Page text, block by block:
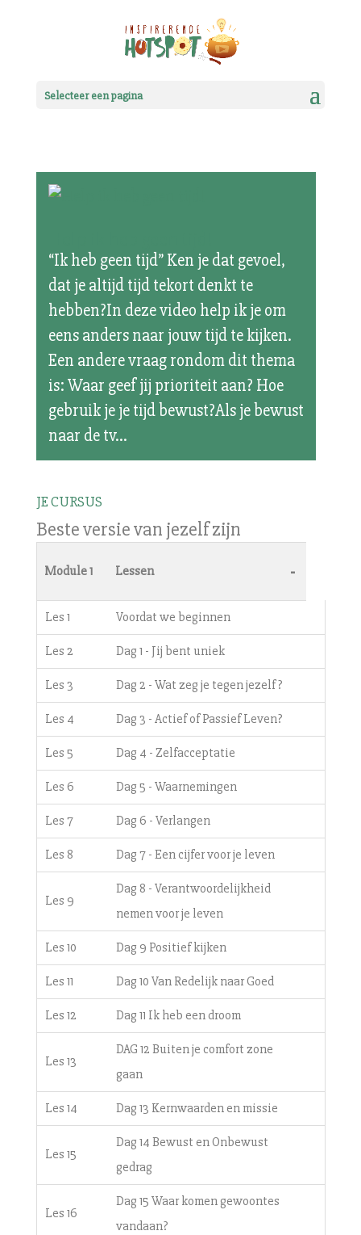
Selecteer een pagina
“Ik heb geen tijd” Ken je dat gevoel,
dat je altijd tijd tekort denkt te
hebben?In deze video help ik je om
eens anders naar jouw tijd te kijken.
Een andere vraag rondom dit thema
is: Waar geef jij prioriteit aan? Hoe
gebruik je je tijd bewust?Als je bewust
naar de tv...
JE CURSUS
Beste versie van jezelf zijn
Module 1 Lessen -
Les 1 Voordat we beginnen
Les 2 Dag 1 - Jij bent uniek
Les 3 Dag 2 - Wat zeg je tegen jezelf?
Les 4 Dag 3 - Actief of Passief Leven?
Les 5 Dag 4 - Zelfacceptatie
Les 6 Dag 5 - Waarnemingen
Les 7 Dag 6 - Verlangen
Les 8 Dag 7 - Een cijfer voor je leven
Les 9
Dag 8 - Verantwoordelijkheid
nemen voor je leven
Les 10 Dag 9 Positief kijken
Les 11 Dag 10 Van Redelijk naar Goed
Les 12 Dag 11 Ik heb een droom
Les 13
DAG 12 Buiten je comfort zone
gaan
Les 14 Dag 13 Kernwaarden en missie
Les 15
Dag 14 Bewust en Onbewust
gedrag
Les 16
Dag 15 Waar komen gewoontes
vandaan?